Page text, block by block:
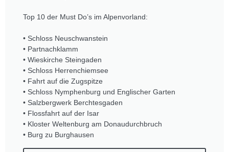
Top 10 der Must Do’s im Alpenvorland:
• Schloss Neuschwanstein
• Partnachklamm
• Wieskirche Steingaden
• Schloss Herrenchiemsee
• Fahrt auf die Zugspitze
• Schloss Nymphenburg und Englischer Garten
• Salzbergwerk Berchtesgaden
• Flossfahrt auf der Isar
• Kloster Weltenburg am Donaudurchbruch
• Burg zu Burghausen